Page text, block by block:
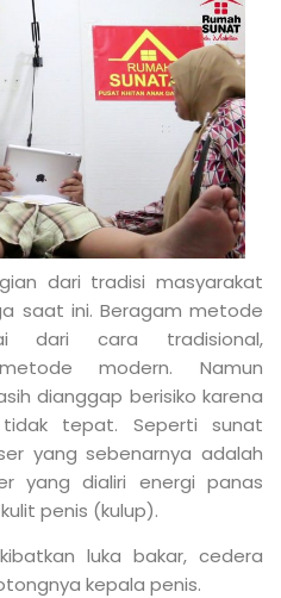
dari tradisi masyarakat
saat ini. Beragam metode
dari cara tradisional,
modern. Namun
dianggap berisiko karena
tepat. Seperti sunat
yang sebenarnya adalah
yang dialiri energi panas
penis (kulup).
luka bakar, cedera
kepala penis.